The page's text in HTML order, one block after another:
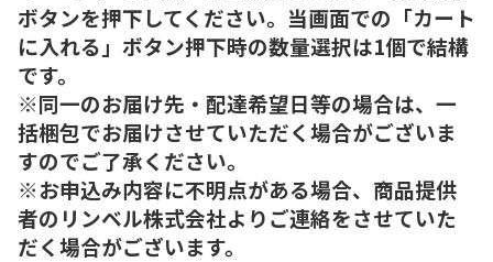
ボタンを押下してください。当画面での「カート
に入れる」ボタン押下時の数量選択は1個で結構
です。
※同一のお届け先・配達希望日等の場合は、一
括梱包でお届けさせていただく場合がございま
すのでご了承ください。
※お申込み内容に不明点がある場合、商品提供
者のリンベル株式会社よりご連絡をさせていた
だく場合がございます。